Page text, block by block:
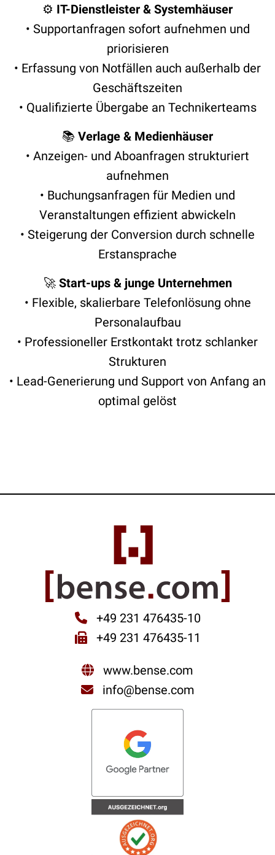
⚙️ IT-Dienstleister & Systemhäuser
• Supportanfragen sofort aufnehmen und
priorisieren
• Erfassung von Notfällen auch außerhalb der
Geschäftszeiten
• Qualifizierte Übergabe an Technikerteams
📚 Verlage & Medienhäuser
• Anzeigen- und Aboanfragen strukturiert
aufnehmen
• Buchungsanfragen für Medien und
Veranstaltungen effizient abwickeln
• Steigerung der Conversion durch schnelle
Erstansprache
🚀 Start-ups & junge Unternehmen
• Flexible, skalierbare Telefonlösung ohne
Personalaufbau
• Professioneller Erstkontakt trotz schlanker
Strukturen
• Lead-Generierung und Support von Anfang an
optimal gelöst
+49 231 476435-10
+49 231 476435-11
www.bense.com
info@bense.com